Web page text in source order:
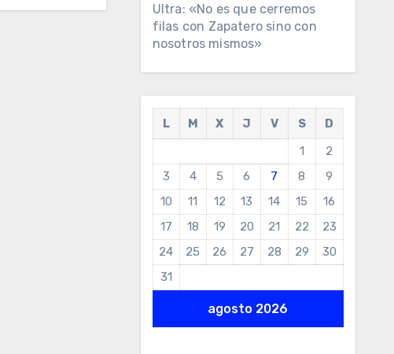
Ultra: «No es que cerremos
filas con Zapatero sino con
nosotros mismos»
agosto 2026
L M X J V S
D
1
2
3
4 5 6 7 8
9
10
11 12 13 14 15
16
17
18 19 20 21 22
23
24
25 26 27 28 29
30
31